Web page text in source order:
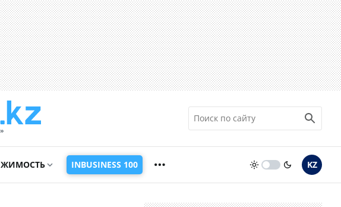
INBUSINESS 100 KZ